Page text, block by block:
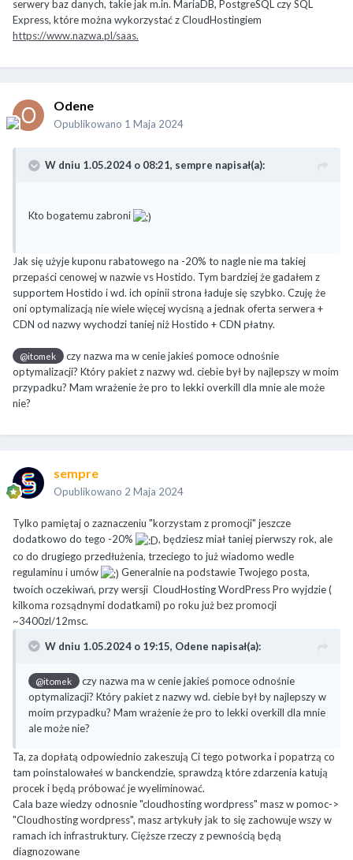
serwery baz danych, takie jak m.in. MariaDB, PostgreSQL czy SQL
Express, które można wykorzystać z CloudHostingiem
https://www.nazwa.pl/saas.
Odene
Opublikowano 1 Maja 2024
W dniu 1.05.2024 o 08:21, sempre napisał(a):
Kto bogatemu zabroni
Jak się użyje kuponu rabatowego na -20% to nagle nie ma takiej
przepaści cenowej w nazwie vs Hostido. Tym bardziej że gadałem z
supportem Hostido i wd. ich opinii strona ładuje się szybko. Czuję że
oni optymalizacją nie wiele więcej wycisną a jednak oferta serwera +
CDN od nazwy wychodzi taniej niż Hostido + CDN płatny.
@itomek
czy nazwa ma w cenie jakieś pomoce odnośnie
optymalizacji? Który pakiet z nazwy wd. ciebie był by najlepszy w moim
przypadku? Mam wrażenie że pro to lekki overkill dla mnie ale może
nie?
sempre
Opublikowano 2 Maja 2024
Tylko pamiętaj o zaznaczeniu "korzystam z promocji" jeszcze
dodatkowo do tego -20%
, będziesz miał taniej pierwszy rok, ale
co do drugiego przedłużenia, trzeciego to już wiadomo wedle
regulaminu i umów
Generalnie na podstawie Twojego posta,
twoich oczekiwań, przy wersji CloudHosting WordPress Pro wyjdzie (
kilkoma rozsądnymi dodatkami) po roku już bez promocji
~3400zl/12msc.
W dniu 1.05.2024 o 19:15, Odene napisał(a):
@itomek
czy nazwa ma w cenie jakieś pomoce odnośnie
optymalizacji? Który pakiet z nazwy wd. ciebie był by najlepszy w
moim przypadku? Mam wrażenie że pro to lekki overkill dla mnie
ale może nie?
Ta, za dopłatą odpowiednio zakeszują Ci tego potworka i popatrzą co
tam poinstalowałeś w banckendzie, sprawdzą które zdarzenia katują
procek i będą próbować je wyeliminować.
Cala baze wiedzy odnosnie "cloudhosting wordpress" masz w pomoc->
"Cloudhosting wordpress", masz artykuły jak to się zachowuje wszy w
ramach ich infrastruktury. Cięższe rzeczy z pewnością będą
diagnozowane